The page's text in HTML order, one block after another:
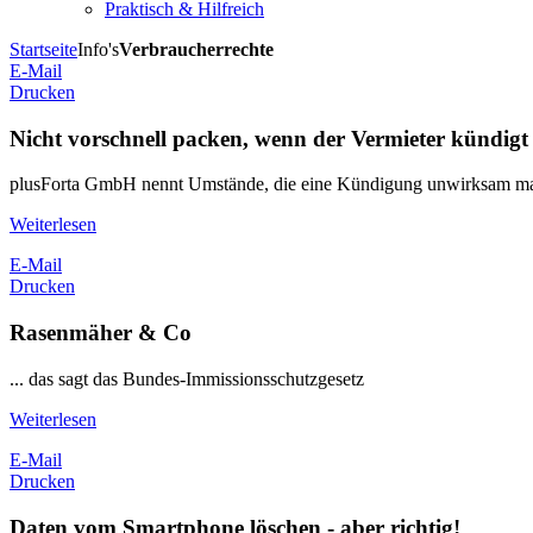
Praktisch & Hilfreich
StartseiteInfo'sVerbraucherrechte
E-Mail
Drucken
Nicht vorschnell packen, wenn der Vermieter kündigt
plusForta GmbH nennt Umstände, die eine Kündigung unwirksam
Weiterlesen
E-Mail
Drucken
Rasenmäher & Co
... das sagt das Bundes-Immissionsschutzgesetz
Weiterlesen
E-Mail
Drucken
Daten vom Smartphone löschen - aber richtig!